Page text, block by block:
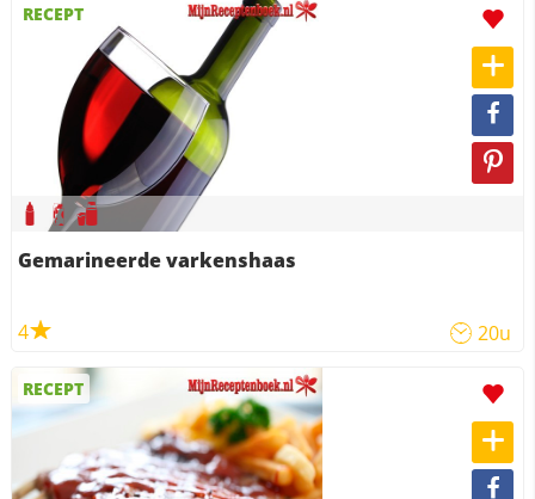
RECEPT
Gemarineerde varkenshaas
4 20u
RECEPT